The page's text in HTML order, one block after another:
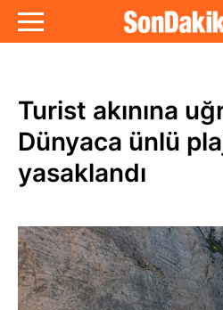
Turist akınına
Dünyaca ünlü
yasaklandı